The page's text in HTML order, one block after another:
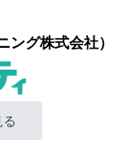
ング株式会社）